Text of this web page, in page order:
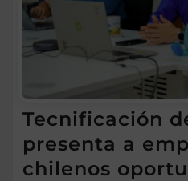
Tecnificación
presenta a
chilenos